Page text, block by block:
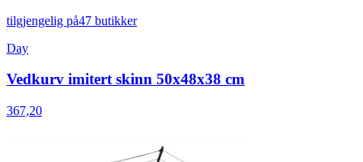
tilgjengelig på47 butikker
Day
Vedkurv imitert skinn 50x48x38 cm
367,20